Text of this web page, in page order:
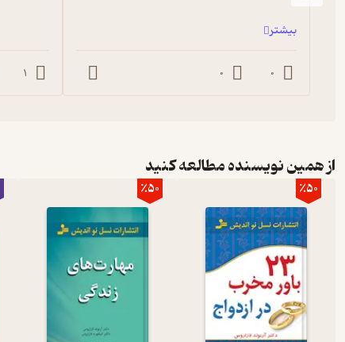
بیشتر
0
0
1
از همین نویسنده مطالعه کنید
٪50 ٪50